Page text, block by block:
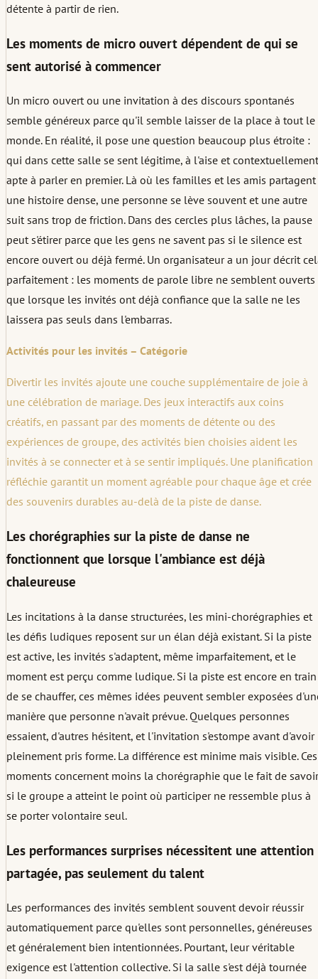
détente à partir de rien.
Les moments de micro ouvert dépendent de qui se
sent autorisé à commencer
Un micro ouvert ou une invitation à des discours spontanés
semble généreux parce qu'il semble laisser de la place à tout le
monde. En réalité, il pose une question beaucoup plus étroite :
qui dans cette salle se sent légitime, à l'aise et contextuellement
apte à parler en premier. Là où les familles et les amis partagent
une histoire dense, une personne se lève souvent et une autre
suit sans trop de friction. Dans des cercles plus lâches, la pause
peut s'étirer parce que les gens ne savent pas si le silence est
encore ouvert ou déjà fermé. Un organisateur a un jour décrit
parfaitement : les moments de parole libre ne semblent ouverts
que lorsque les invités ont déjà confiance que la salle ne les
laissera pas seuls dans l'embarras.
Activités pour les invités – Catégorie
Divertir les invités ajoute une couche supplémentaire de joie à
une célébration de mariage. Des jeux interactifs aux coins
créatifs, en passant par des moments de détente ou des
expériences de groupe, des activités bien choisies aident les
invités à se connecter et à se sentir impliqués. Une planification
réfléchie garantit un moment agréable pour chaque âge et crée
des souvenirs durables au-delà de la piste de danse.
Les chorégraphies sur la piste de danse ne
fonctionnent que lorsque l'ambiance est déjà
chaleureuse
Les incitations à la danse structurées, les mini-chorégraphies et
les défis ludiques reposent sur un élan déjà existant. Si la piste
est active, les invités s'adaptent, même imparfaitement, et le
moment est perçu comme ludique. Si la piste est encore en train
de se chauffer, ces mêmes idées peuvent sembler exposées
manière que personne n'avait prévue. Quelques personnes
essaient, d'autres hésitent, et l'invitation s'estompe avant d'avoir
pleinement pris forme. La différence est minime mais visible. Ces
moments concernent moins la chorégraphie que le fait de savoir
si le groupe a atteint le point où participer ne ressemble plus à
se porter volontaire seul.
Les performances surprises nécessitent une attention
partagée, pas seulement du talent
Les performances des invités semblent souvent devoir réussir
automatiquement parce qu'elles sont personnelles, généreuses
et généralement bien intentionnées. Pourtant, leur véritable
exigence est l'attention collective. Si la salle s'est déjà tournée